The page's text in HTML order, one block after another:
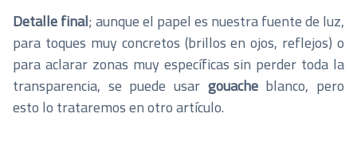
Detalle final; aunque el papel es nuestra fuente de luz,
para toques muy concretos (brillos en ojos, reflejos) o
para aclarar zonas muy específicas sin perder toda la
transparencia, se puede usar gouacheblanco, pero
esto lo trataremos en otro artículo.